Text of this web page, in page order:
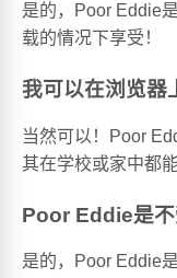
是的，Poor Eddie
载的情况下享受！
我可以在浏览器
当然可以！Poor
其在学校或家中都能
Poor Eddie是不
是的，Poor Eddie